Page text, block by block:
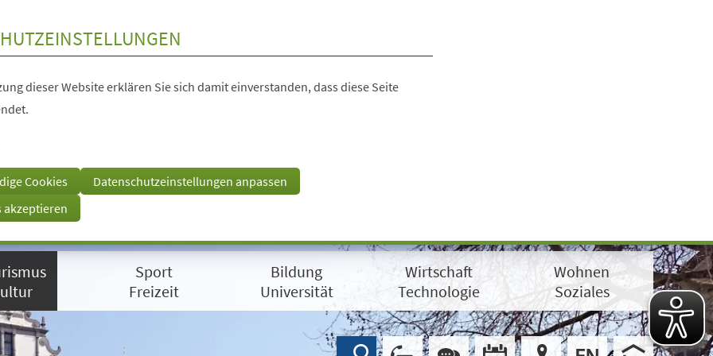
dieser Website erklären Sie sich damit einverstanden, dass diese Seite
Cookies
Datenschutzeinstellungen anpassen
akzeptieren
Sport
Freizeit
Bildung
Universität
Wirtschaft
Technologie
Wohnen
Soziales